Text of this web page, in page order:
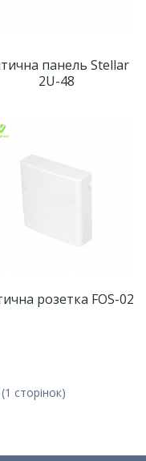
панель Stellar
2U-48
розетка FOS-02
сторінок)